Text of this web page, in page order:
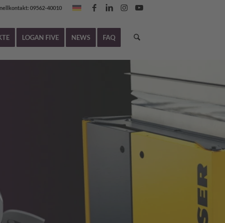
09562-40010
LOGAN FIVE NEWS FAQ